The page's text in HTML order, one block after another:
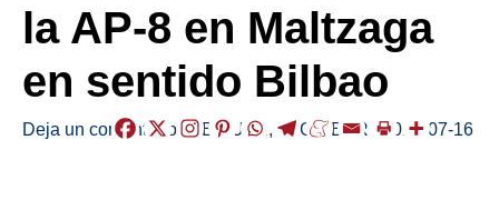
la AP-8 en Maltzaga
en sentido Bilbao
Deja un comentario /ABISUAK , ELGOIBAR /2024-07-16